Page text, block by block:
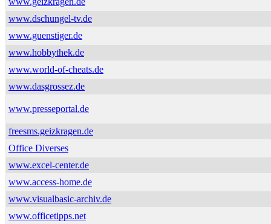
www.dschungel-tv.de
www.guenstiger.de
www.hobbythek.de
www.world-of-cheats.de
www.dasgrossez.de
www.presseportal.de
freesms.geizkragen.de
Office Diverses
www.excel-center.de
www.access-home.de
www.visualbasic-archiv.de
www.officetipps.net